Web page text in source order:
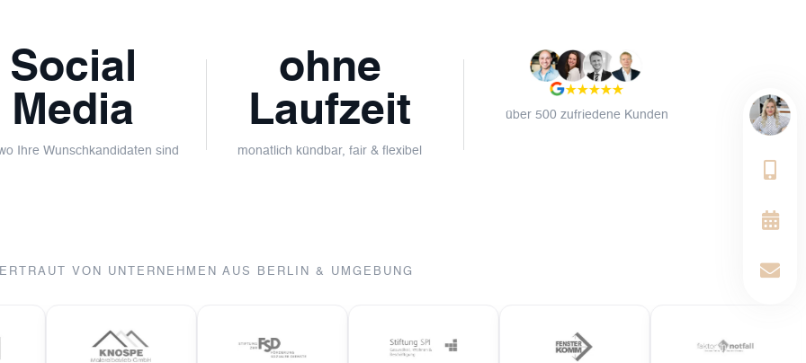
Social
Media
Ihre Wunschkandidaten sind
ohne
Laufzeit
monatlich kündbar, fair & flexibel
über 500 zufriedene Kunden
VON UNTERNEHMEN AUS BERLIN & UMGEBUNG